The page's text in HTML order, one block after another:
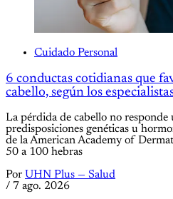
Cuidado Personal
6 conductas cotidianas que
cabello, según los
La pérdida de cabello no responde
predisposiciones genéticas u
de la American Academy of
50 a 100 hebras
Por UHN Plus — Salud
/ 7 ago. 2026